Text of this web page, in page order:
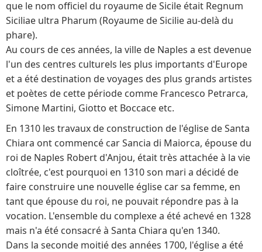
que le nom officiel du royaume de Sicile était Regnum
Siciliae ultra Pharum (Royaume de Sicilie au-delà du
phare).
Au cours de ces années, la ville de Naples a est devenue
l'un des centres culturels les plus importants d'Europe
et a été destination de voyages des plus grands artistes
et poètes de cette période comme Francesco Petrarca,
Simone Martini, Giotto et Boccace etc.
En 1310 les travaux de construction de l'église de Santa
Chiara ont commencé car Sancia di Maiorca, épouse du
roi de Naples Robert d'Anjou, était très attachée à la vie
cloîtrée, c'est pourquoi en 1310 son mari a décidé de
faire construire une nouvelle église car sa femme, en
tant que épouse du roi, ne pouvait répondre pas à la
vocation. L'ensemble du complexe a été achevé en 1328
mais n'a été consacré à Santa Chiara qu'en 1340.
Dans la seconde moitié des années 1700, l'église a été